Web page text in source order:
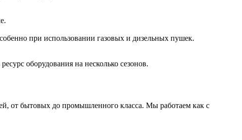
при использовании газовых и дизельных пушек.
оборудования на несколько сезонов.
от бытовых до промышленного класса. Мы работаем как с